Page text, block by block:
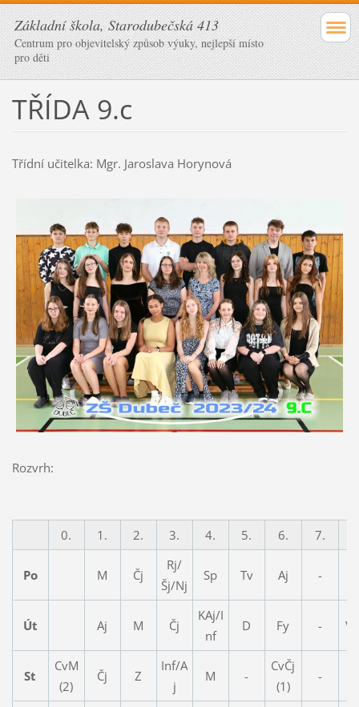
Základní škola, Starodubečská 413
Centrum pro objevitelský způsob výuky, nejlepší místo
pro děti
TŘÍDA 9.c
Třídní učitelka: Mgr. Jaroslava Horynová
Rozvrh:
0. 1. 2. 3. 4. 5. 6. 7.
Po M Čj
Rj/
Šj/Nj
Sp Tv Aj -
Út Aj M Čj
KAj/I
nf
D Fy -
St
CvM
(2)
Čj Z
Inf/A
j
M -
CvČj
(1)
-